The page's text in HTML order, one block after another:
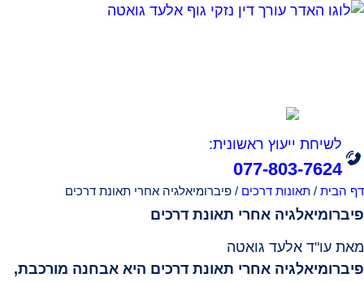
לשיחת ייעוץ ראשונית:
077-803-7624
דף הבית / תאונות דרכים / פיברומיאלגיה אחרי תאונת דרכים
פיברומיאלגיה אחרי תאונת דרכים
מאת עו"ד אלעד גואטה
פיברומיאלגיה אחרי תאונת דרכים היא אבחנה מורכבת,